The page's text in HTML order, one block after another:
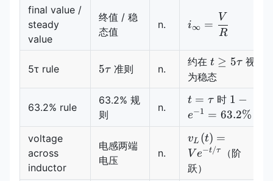
final value /
steady
value
终值 / 稳
态值
n.
{R}
i∞ =
R
V
5τ rule 5\tau
5τ 准则 n.
约在 t\ge
5\tau
t ≥ 5τ视
为稳态
63.2% rule
63.2% 规
则
n.
t=\tau
t = τ时 1-
e^{-
1 −
e−1 = 63.2%
voltage
across
inductor
电感两端
电压
n.
v_L(t)=V
e^{-
t/\tau}
vL (t) =
V e−t/τ
（阶
跃）